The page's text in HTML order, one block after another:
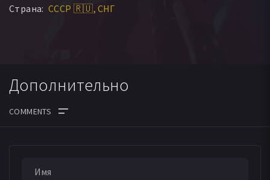
Страна: СССР 🇷🇺 СНГ
Дополнительно